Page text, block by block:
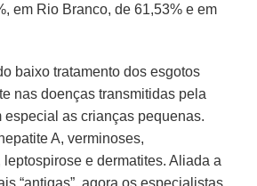
em Rio Branco, de 61,53% e em
baixo tratamento dos esgotos
nas doenças transmitidas pela
especial as crianças pequenas.
A, verminoses,
e dermatites. Aliada a
“antigas”, agora os especialistas